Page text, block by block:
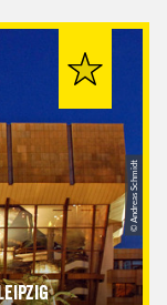
© Andreas Schmidt